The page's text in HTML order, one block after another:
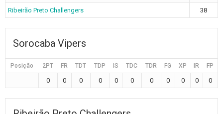
Ribeirão Preto Challengers
38
Sorocaba Vipers
Posição 2PT FR TDT TDP IS TDC TDR FG XP IR FP
0 0 0 0 0 0 0 0 0 0 0